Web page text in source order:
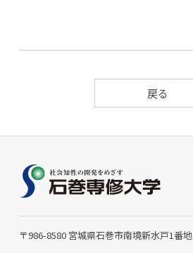
戻る
〒986-8580 宮城県石巻市南境新水戸1番地